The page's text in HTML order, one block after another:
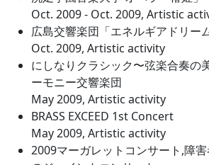
Oct. 2009 - Oct. 2009, Artistic
広島交響楽団「エネルギアドリー
Oct. 2009, Artistic activity
にしなりクラシック〜弦楽合奏の
ーモニー交響楽団
May 2009, Artistic activity
BRASS EXCEED 1st Concert
May 2009, Artistic activity
2009マーガレットコンサート,障